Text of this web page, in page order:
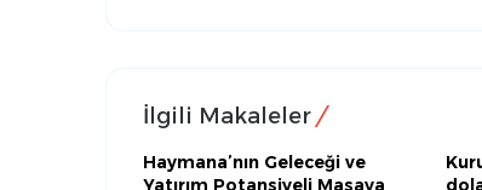
İlgili Makaleler
Haymana’nın Geleceği ve
Yatırım Potansiyeli Masaya